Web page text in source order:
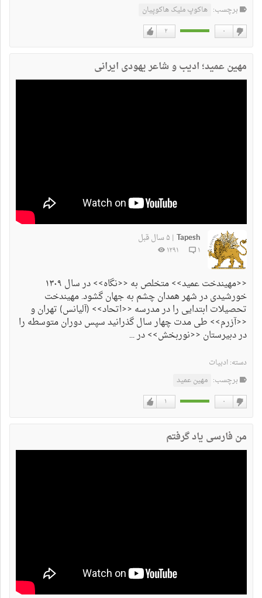
برچسب: هاکوپ ملیک هاکوپیان
۲ ۰
مهین عمید؛ ادیب و شاعر یهودی ایرانی
Tapesh
| ۵ سال قبل
۱ ۱۲۹۱
<<مهیندخت عمید>> متخلص به <<نگاه>> در سال ۱۳۰۹
خورشیدی در شهر همدان چشم به جهان گشود. مهیندخت
تحصیلات ابتدایی را در مدرسه <<اتحاد>> (آلیانس) تهران و
<<آزرم>> طی مدت چهار سال گذرانید سپس دوران متوسطه را
در دبیرستان <<نوربخش>> در ...
دسته:ادبیات
برچسب: مهین عمید
۱ ۰
من فارسی یاد گرفتم